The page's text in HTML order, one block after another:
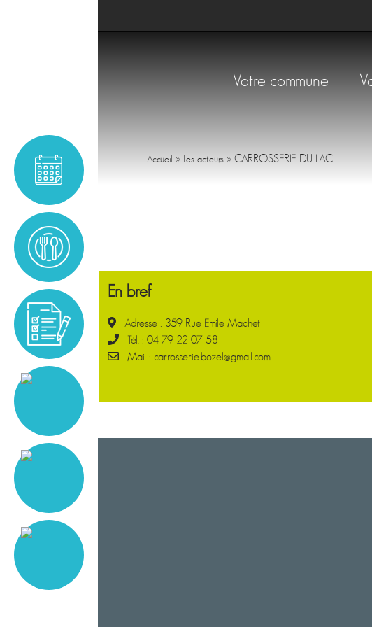
Votre commune
Accueil » Les acteurs » CARROSSERIE DU LAC
En bref
Adresse : 359 Rue Emile Machet
Tél. : 04 79 22 07 58
Mail : carrosserie.bozel@gmail.com